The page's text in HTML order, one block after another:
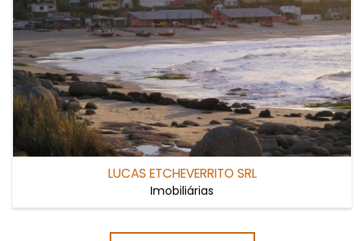
LUCAS ETCHEVERRITO SRL
Imobiliárias